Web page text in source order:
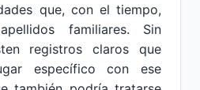
que, con el tiempo,
familiares. Sin
registros claros que
específico con ese